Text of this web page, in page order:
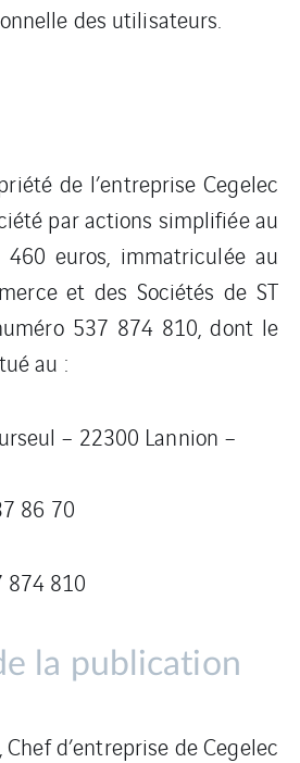
des utilisateurs.
de l’entreprise Cegelec
par actions simplifiée au
euros, immatriculée au
et des Sociétés de ST
537 874 810, dont le
au :
– 22300 Lannion –
86 70
874 810
la publication
d’entreprise de Cegelec